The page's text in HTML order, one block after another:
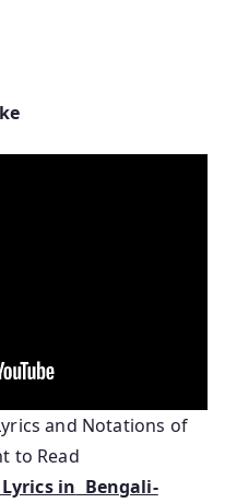
and Notations of
to Read
Lyrics in Bengali-